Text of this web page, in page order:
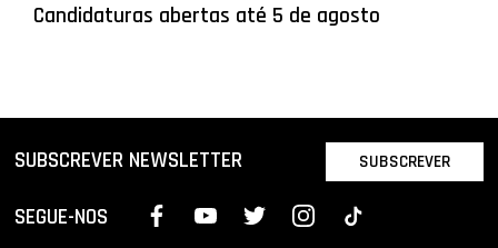
Candidaturas abertas até 5 de agosto
SUBSCREVER NEWSLETTER SUBSCREVER
SEGUE-NOS